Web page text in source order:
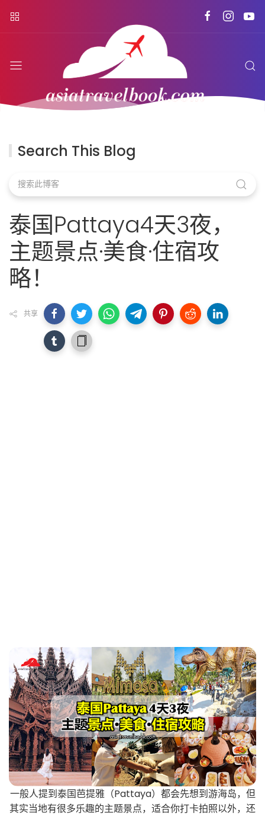
Search This Blog
泰国Pattaya4天3夜，
主题景点·美食·住宿攻
略！
共享
一般人提到泰国芭提雅（Pattaya）都会先想到游海岛，但
其实当地有很多乐趣的主题景点，适合你打卡拍照以外，还